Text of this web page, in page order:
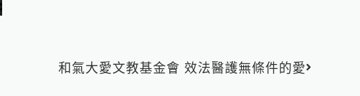
和氣大愛文教基金會 效法醫護無條件的愛下一篇